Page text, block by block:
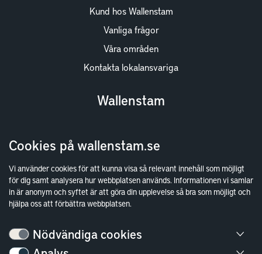
Cookies på wallenstam.se
Vi använder cookies för att kunna visa så relevant innehåll som möjligt
för dig samt analysera hur webbplatsen används. Informationen vi samlar
in är anonym och syftet är att göra din upplevelse så bra som möjligt och
hjälpa oss att förbättra webbplatsen.
Nödvändiga cookies
Kund hos Wallenstam
Vanliga frågor
Våra områden
Kontakta lokalansvariga
Wallenstam
Finansiella rapporter
Sök fakturamottagare
Våra fastigheter
Hållbarhet